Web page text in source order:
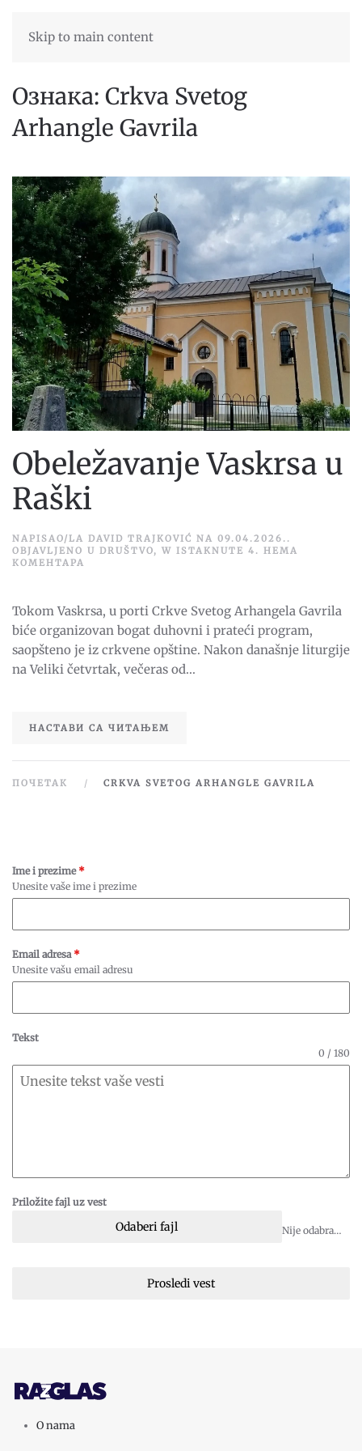
Skip to main content
Ознака: Crkva Svetog
Arhangle Gavrila
Obeležavanje Vaskrsa u
Raški
NAPISAO/LA DAVID TRAJKOVIĆ NA 09.04.2026. .
OBJAVLJENO U DRUŠTVO, W ISTAKNUTE 4 . НЕМА
КОМЕНТАРА
RAŠKI
Tokom Vaskrsa, u porti Crkve Svetog Arhangela Gavrila
biće organizovan bogat duhovni i prateći program,
saopšteno je iz crkvene opštine. Nakon današnje liturgije
na Veliki četvrtak, večeras od...
НАСТАВИ СА ЧИТАЊЕМ
ПОЧЕТАК CRKVA SVETOG ARHANGLE GAVRILA
Ime i prezime *
Unesite vaše ime i prezime
Email adresa *
Unesite vašu email adresu
Tekst
0 / 180
Priložite fajl uz vest
Odaberi fajl Nije odabran fajl
Prosledi vest
O nama